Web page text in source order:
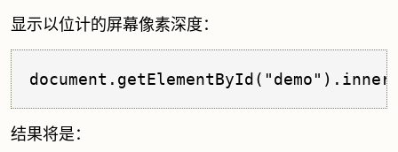
显示以位计的屏幕像素深度：
结果将是：